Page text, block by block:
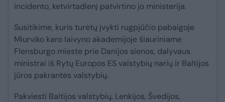
incidento, ketvirtadienį patvirtino jo ministerija.
Susitikime, kuris turėtų įvykti rugpjūčio pabaigoje
Miurviko karo laivyno akademijoje šiauriniame
Flensburgo mieste prie Danijos sienos, dalyvaus
ministrai iš Rytų Europos ES valstybių narių ir Baltijos
jūros pakrantės valstybių.
Pakviesti Baltijos valstybių, Lenkijos, Švedijos,